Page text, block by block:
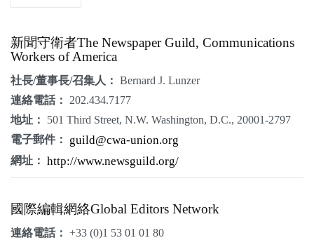
關於我們
監督觀察
媒體素養
研究計畫
申訴
捐款支持
新聞守衛者The Newspaper Guild, Communications
Workers of America
社長/董事長/召集人： Bernard J. Lunzer
連絡電話： 202.434.7177
地址： 501 Third Street, N.W. Washington, D.C., 20001-2797
電子郵件： guild@cwa-union.org
網址： http://www.newsguild.org/
國際編輯網絡Global Editors Network
連絡電話： +33 (0)1 53 01 01 80